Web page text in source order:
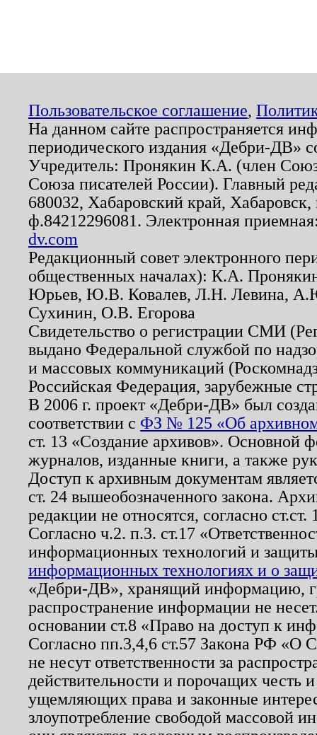
Пользовательское соглашение,
На данном сайте распространяется
периодического издания «Дебри-ДВ»
Учредитель: Пронякин К.А. (член
Союза писателей России). Главный
680032, Хабаровский край,
ф.84212296081. Электронная
dv.com
Редакционный совет электронного
общественных началах): К.А.
Юрьев, Ю.В. Ковалев, Л.Н. Левина,
Сухинин, О.В. Егорова
Свидетельство о регистрации СМИ
выдано Федеральной службой по
и массовых коммуникаций
Российская Федерация, зарубежные
В 2006 г. проект «Дебри-ДВ» был
соответствии с ФЗ № 125 «Об
ст. 13 «Создание архивов». Основной
журналов, изданные книги, а также
Доступ к архивным документам
ст. 24 вышеобозначенного закона.
редакции не относятся, согласно
Согласно ч.2. п.3. ст.17
информационных технологий и
информационных технологиях и о
«Дебри-ДВ», хранящий информацию,
распространение информации не
основании ст.8 «Право на доступ к
Согласно пп.3,4,6 ст.57 Закона РФ «О
не несут ответственности за
действительности и порочащих честь
ущемляющих права и законные
злоупотребление свободой массовой